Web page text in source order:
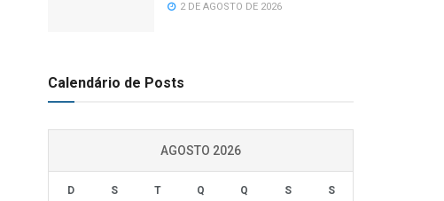
2 DE AGOSTO DE 2026
Calendário de Posts
AGOSTO 2026
D S T Q Q S S